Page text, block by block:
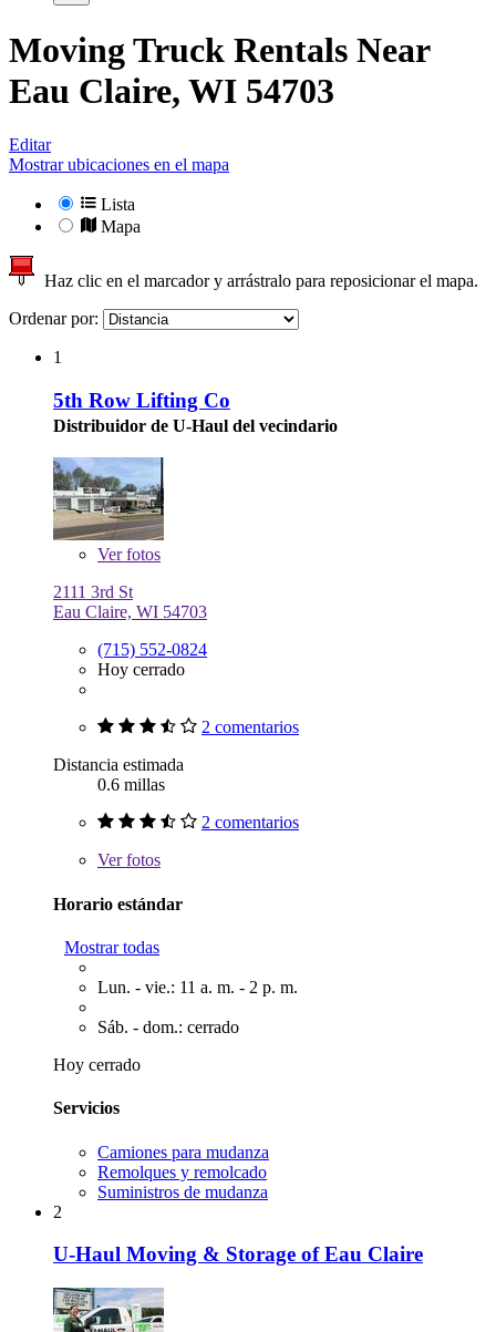
Moving Truck Rentals Near
Eau Claire, WI 54703
Editar
Mostrar ubicaciones en el mapa
Lista
Mapa
Haz clic en el marcador y arrástralo para reposicionar el mapa.
Ordenar por:
1
5th Row Lifting Co
Distribuidor de U-Haul del vecindario
Verfotos
2111 3rd St
Eau Claire, WI 54703
(715) 552-0824
Hoy cerrado
2 comentarios
Distancia estimada
0.6 millas
2 comentarios
Verfotos
Horario estándar
Mostrar todas
Lun. - vie.: 11 a. m. - 2 p. m.
Sáb. - dom.: cerrado
Hoy cerrado
Servicios
Camiones para mudanza
Remolques y remolcado
Suministros de mudanza
2
U-Haul Moving & Storage of Eau Claire